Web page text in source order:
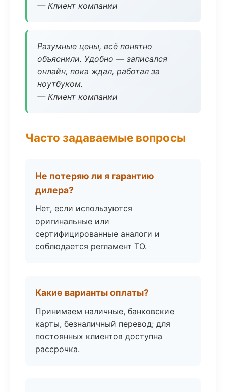
— Клиент компании
Разумные цены, всё понятно
объяснили. Удобно — записался
онлайн, пока ждал, работал за
ноутбуком.
— Клиент компании
Часто задаваемые вопросы
Не потеряю ли я гарантию
дилера?
Нет, если используются
оригинальные или
сертифицированные аналоги и
соблюдается регламент ТО.
Какие варианты оплаты?
Принимаем наличные, банковские
карты, безналичный перевод; для
постоянных клиентов доступна
рассрочка.